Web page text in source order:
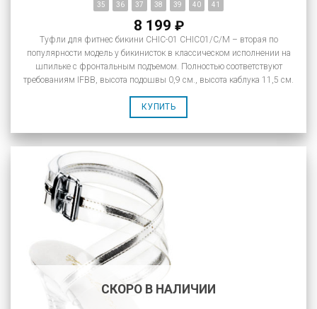
35 36 37 38 39 40 41
8 199 ₽
Туфли для фитнес бикини CHIC-01 CHIC01/C/M – вторая по
популярности модель у бикинисток в классическом исполнении на
шпильке с фронтальным подъемом. Полностью соответствуют
требованиям IFBB, высота подошвы 0,9 см., высота каблука 11,5 см.
КУПИТЬ
СКОРО В НАЛИЧИИ